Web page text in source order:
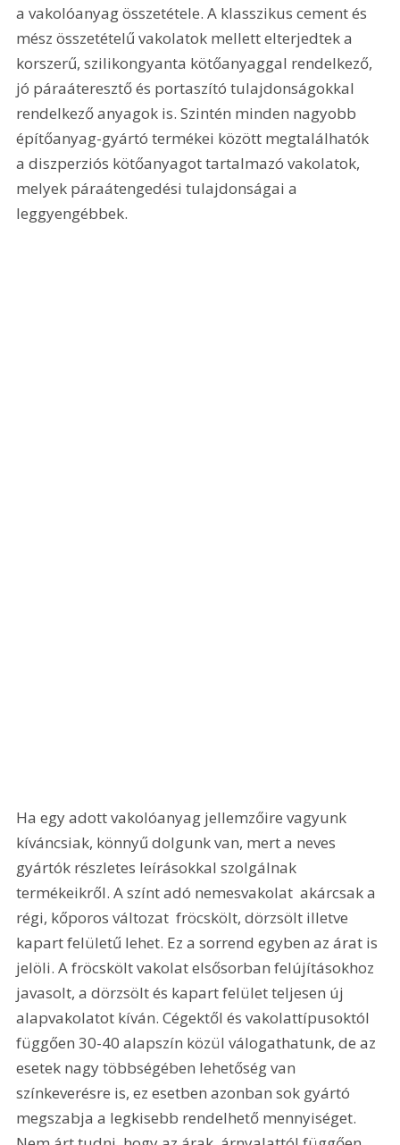
a vakolóanyag összetétele. A klasszikus cement és
mész összetételű vakolatok mellett elterjedtek a
korszerű, szilikongyanta kötőanyaggal rendelkező,
jó páraáteresztő és portaszító tulajdonságokkal
rendelkező anyagok is. Szintén minden nagyobb
építőanyag-gyártó termékei között megtalálhatók
a diszperziós kötőanyagot tartalmazó vakolatok,
melyek páraátengedési tulajdonságai a
leggyengébbek.
Ha egy adott vakolóanyag jellemzőire vagyunk
kíváncsiak, könnyű dolgunk van, mert a neves
gyártók részletes leírásokkal szolgálnak
termékeikről. A színt adó nemesvakolat  akárcsak a
régi, kőporos változat  fröcskölt, dörzsölt illetve
kapart felületű lehet. Ez a sorrend egyben az árat is
jelöli. A fröcskölt vakolat elsősorban felújításokhoz
javasolt, a dörzsölt és kapart felület teljesen új
alapvakolatot kíván. Cégektől és vakolattípusoktól
függően 30-40 alapszín közül válogathatunk, de az
esetek nagy többségében lehetőség van
színkeverésre is, ez esetben azonban sok gyártó
megszabja a legkisebb rendelhető mennyiséget.